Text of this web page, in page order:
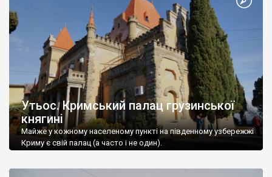
Утьос. Кримський палац грузинської
княгині
Майже у кожному населеному пункті на південному узбережжі
Криму є свій палац (а часто і не один).